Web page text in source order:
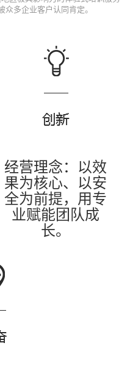
多企业客户认同肯定。
经营理念： 以效
果为核心、以安
全为前提，用专
业赋能团队成
长。